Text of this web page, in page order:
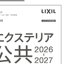
・アイデア集（29）
連（14）
＆使い方（8）